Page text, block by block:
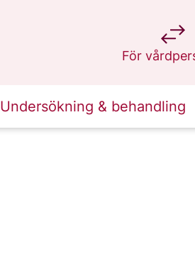
För
på 1177.se
Undersökning & behandling